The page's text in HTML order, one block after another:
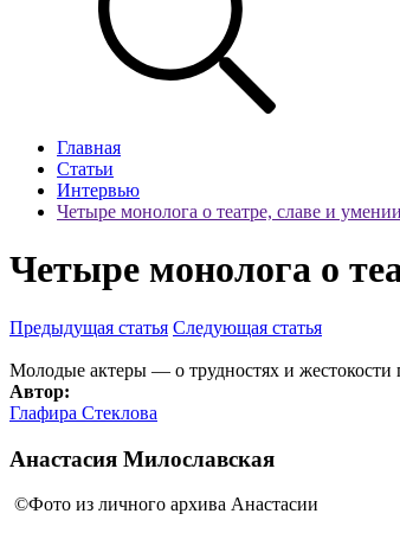
Главная
Статьи
Интервью
Четыре монолога о театре, славе и
Четыре монолога о
Предыдущая статья Следующая статья
Молодые актеры — о трудностях и жестокости
Автор:
Глафира Стеклова
Анастасия Милославская
©Фото из личного архива Анастасии